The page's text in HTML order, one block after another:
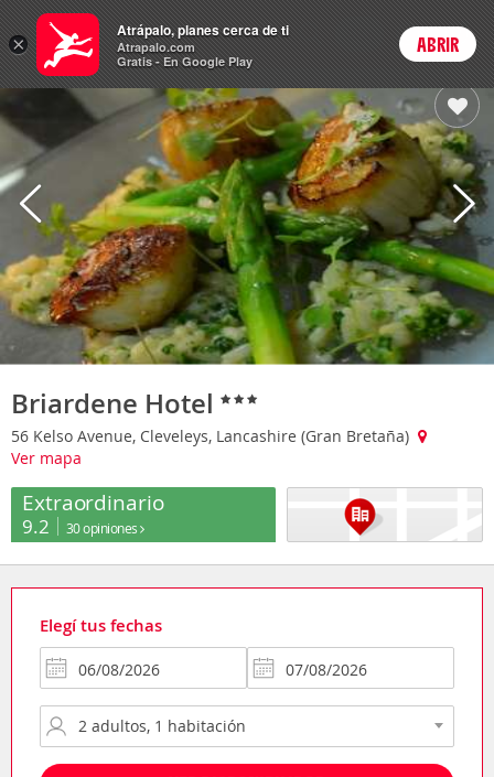
Hoteles Precios en
ARSCambiar moneda
Login
Briardene Hotel
56 Kelso Avenue, Cleveleys, Lancashire (Gran Bretaña)
Ver mapa
Extraordinario
9.2 30 opiniones
Elegí tus fechas
×
Atrápalo, planes cerca de ti
Atrapalo.com
Gratis - En Google Play
ABRIR